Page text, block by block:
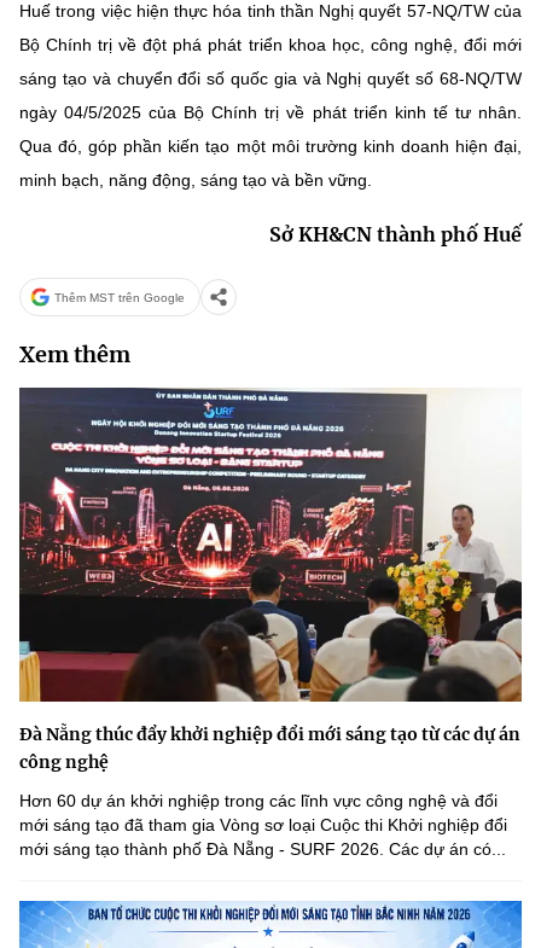
Huế trong việc hiện thực hóa tinh thần Nghị quyết 57-NQ/TW của
Bộ Chính trị về đột phá phát triển khoa học, công nghệ, đổi mới
sáng tạo và chuyển đổi số quốc gia và Nghị quyết số 68-NQ/TW
ngày 04/5/2025 của Bộ Chính trị về phát triển kinh tế tư nhân.
Qua đó, góp phần kiến tạo một môi trường kinh doanh hiện đại,
minh bạch, năng động, sáng tạo và bền vững.
Sở KH&CN thành phố Huế
Thêm MST trên Google
Xem thêm
Đà Nẵng thúc đẩy khởi nghiệp đổi mới sáng tạo từ các dự án
công nghệ
Hơn 60 dự án khởi nghiệp trong các lĩnh vực công nghệ và đổi
mới sáng tạo đã tham gia Vòng sơ loại Cuộc thi Khởi nghiệp đổi
mới sáng tạo thành phố Đà Nẵng - SURF 2026. Các dự án có...